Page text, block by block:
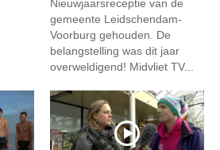
Nieuwjaarsreceptie van de
gemeente Leidschendam-
Voorburg gehouden. De
belangstelling was dit jaar
overweldigend! Midvliet TV...